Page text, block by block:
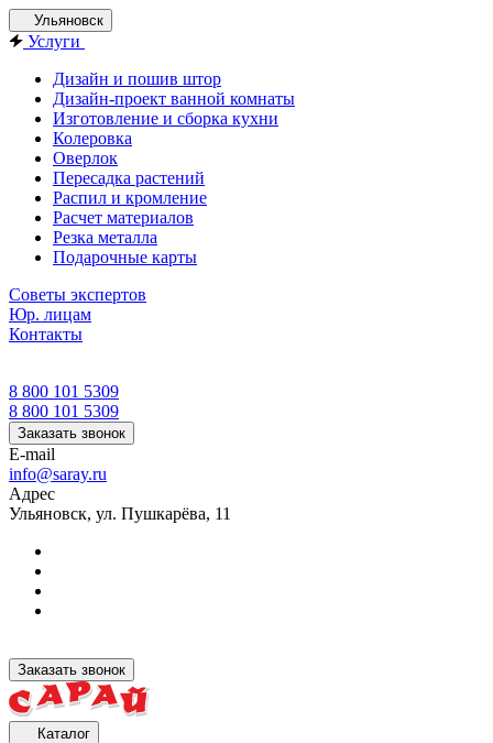
Ульяновск
Услуги
Дизайн и пошив штор
Дизайн-проект ванной комнаты
Изготовление и сборка кухни
Колеровка
Оверлок
Пересадка растений
Распил и кромление
Расчет материалов
Резка металла
Подарочные карты
Советы экспертов
Юр. лицам
Контакты
8 800 101 5309
8 800 101 5309
Заказать звонок
E-mail
info@saray.ru
Адрес
Ульяновск, ул. Пушкарёва, 11
Заказать звонок
Каталог